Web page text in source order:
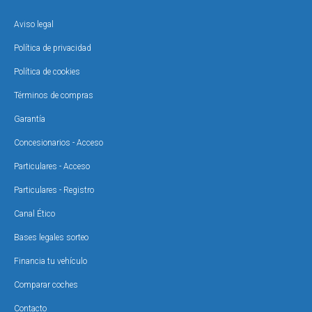
Aviso legal
Política de privacidad
Política de cookies
Términos de compras
Garantía
Concesionarios - Acceso
Particulares - Acceso
Particulares - Registro
Canal Ético
Bases legales sorteo
Financia tu vehículo
Comparar coches
Contacto